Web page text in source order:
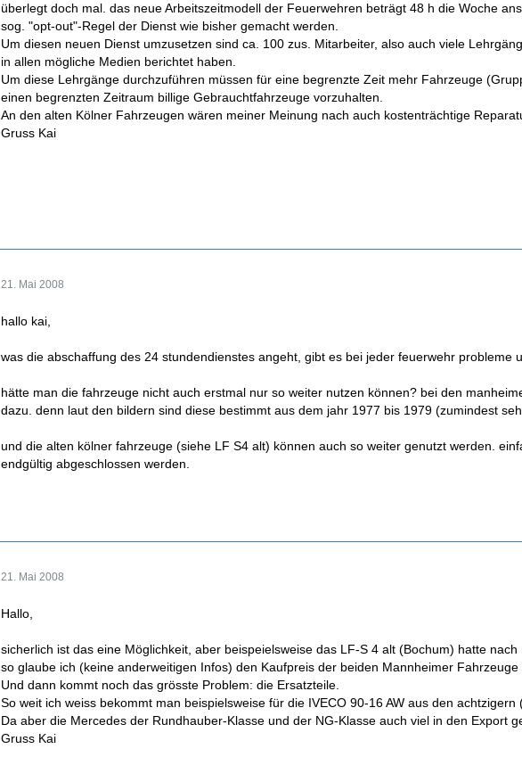
überlegt doch mal. das neue Arbeitszeitmodell der Feuerwehren beträgt 48 h die Woche
sog. "opt-out"-Regel der Dienst wie bisher gemacht werden.
Um diesen neuen Dienst umzusetzen sind ca. 100 zus. Mitarbeiter, also auch viele
in allen mögliche Medien berichtet haben.
Um diese Lehrgänge durchzuführen müssen für eine begrenzte Zeit mehr Fahrzeuge
einen begrenzten Zeitraum billige Gebrauchtfahrzeuge vorzuhalten.
An den alten Kölner Fahrzeugen wären meiner Meinung nach auch kostenträchtige
Gruss Kai
21. Mai 2008
hallo kai,
was die abschaffung des 24 stundendienstes angeht, gibt es bei jeder feuerwehr probleme
hätte man die fahrzeuge nicht auch erstmal nur so weiter nutzen können? bei den
dazu. denn laut den bildern sind diese bestimmt aus dem jahr 1977 bis 1979 (zumindest
und die alten kölner fahrzeuge (siehe LF S4 alt) können auch so weiter genutzt werden.
endgültig abgeschlossen werden.
21. Mai 2008
Hallo,
sicherlich ist das eine Möglichkeit, aber beispeielsweise das LF-S 4 alt (Bochum) hatte
so glaube ich (keine anderweitigen Infos) den Kaufpreis der beiden Mannheimer
Und dann kommt noch das grösste Problem: die Ersatzteile.
So weit ich weiss bekommt man beispielsweise für die IVECO 90-16 AW aus den
Da aber die Mercedes der Rundhauber-Klasse und der NG-Klasse auch viel in den Export
Gruss Kai